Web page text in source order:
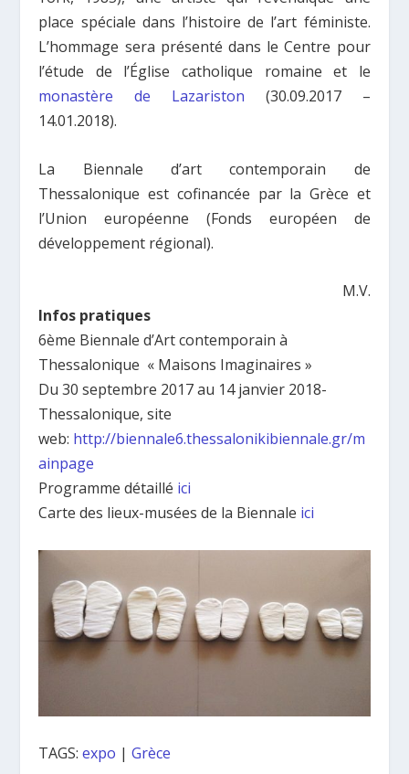
place spéciale dans l’histoire de l’art féministe.
L’hommage sera présenté dans le Centre pour
l’étude de l’Église catholique romaine et le
monastère de Lazariston (30.09.2017 –
14.01.2018).
La Biennale d’art contemporain de
Thessalonique est cofinancée par la Grèce et
l’Union européenne (Fonds européen de
développement régional).
M.V.
Infos pratiques
6ème Biennale d’Art contemporain à
Thessalonique « Maisons Imaginaires »
Du 30 septembre 2017 au 14 janvier 2018-
Thessalonique, site
web: http://biennale6.thessalonikibiennale.gr/m
ainpage
Programme détaillé ici
Carte des lieux-musées de la Biennale ici
TAGS:expo |Grèce